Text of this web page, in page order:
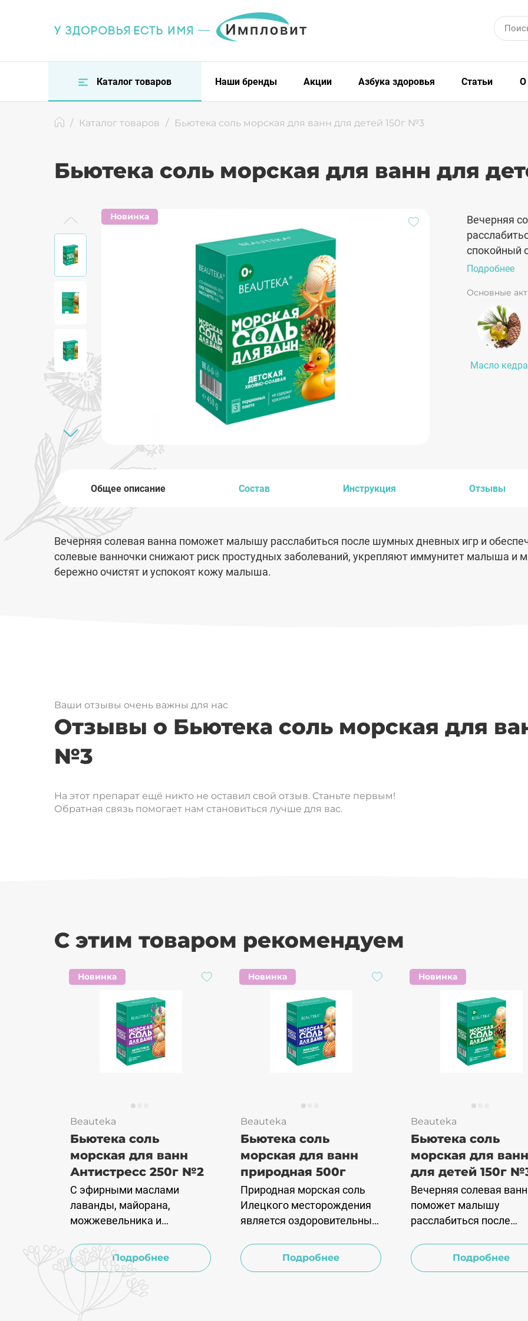
Каталог товаров Наши бренды Акции Азбука здоровья Статьи О
/ Каталог товаров / Бьютека соль морская для ванн для детей 150г №3
Бьютека соль морская для ванн для
Новинка
Вечерняя
спокойный
ванночки
проблемной
кожу
Подробнее
Основные
Масло кедра
Общее описание Состав Инструкция Отзывы
Вечерняя солевая ванна поможет малышу расслабиться после шумных дневных игр и
солевые ванночки снижают риск простудных заболеваний, укрепляют иммунитет малыша и
бережно очистят и успокоят кожу малыша.
Ваши отзывы очень важны для нас
Отзывы о Бьютека соль морская для
№3
На этот препарат ещё никто не оставил свой отзыв. Станьте первым!
Обратная связь помогает нам становиться лучше для вас.
С этим товаром рекомендуем
Новинка
Beauteka
Бьютека соль
морская для ванн
Антистресс 250г №2
С эфирными маслами
лаванды, майорана,
можжевельника и
Рекомендуется для снятия
эмоционального
Подробнее
Новинка
Beauteka
Бьютека соль
морская для ванн
природная 500г
Природная морская соль
Илецкого месторождения
является оздоровительным
подходит для проведения
SPA-процедур в домашних
Подробнее
Новинка
Beauteka
Бьютека соль
морская для ванн
для детей 150г
Вечерняя солевая
поможет малышу
расслабиться после
обеспечит спокойный
на всю ночь. Хвойно-
Подробнее